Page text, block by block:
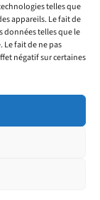
telles que
appareils. Le fait de
données telles que le
fait de ne pas
négatif sur certaines